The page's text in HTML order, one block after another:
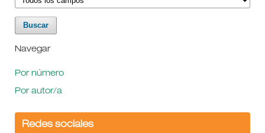
Navegar
Por número
Por autor/a
Redes sociales